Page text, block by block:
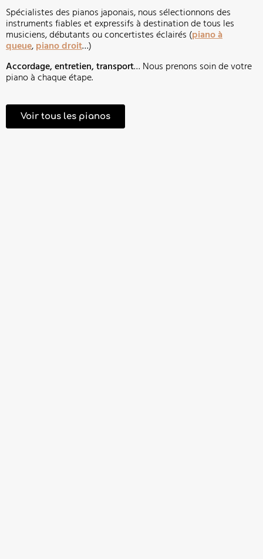
Spécialistes des pianos japonais, nous sélectionnons des
instruments fiables et expressifs à destination de tous les
musiciens, débutants ou concertistes éclairés (piano à
queue,piano droit…)
Accordage, entretien, transport… Nous prenons soin de votre
piano à chaque étape.
Voir tous les pianos